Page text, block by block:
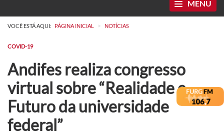
MENU
VOCÊ ESTÁ AQUI: PÁGINA INICIAL > NOTÍCIAS
COVID-19
Andifes realiza congresso
virtual sobre “Realidade e
Futuro da universidade
federal”